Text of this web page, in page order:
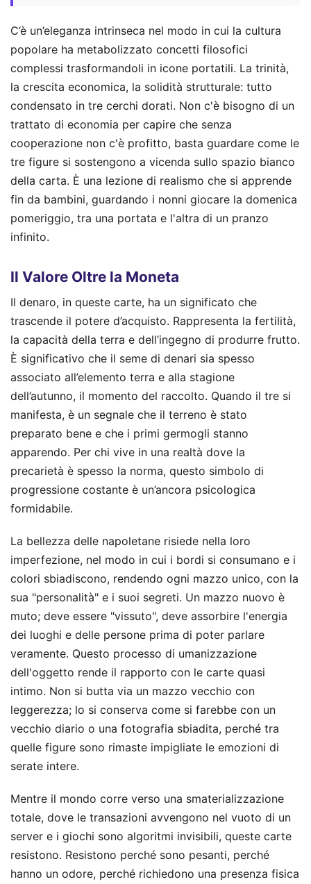
C’è un’eleganza intrinseca nel modo in cui la cultura
popolare ha metabolizzato concetti filosofici
complessi trasformandoli in icone portatili. La trinità,
la crescita economica, la solidità strutturale: tutto
condensato in tre cerchi dorati. Non c'è bisogno di un
trattato di economia per capire che senza
cooperazione non c'è profitto, basta guardare come le
tre figure si sostengono a vicenda sullo spazio bianco
della carta. È una lezione di realismo che si apprende
fin da bambini, guardando i nonni giocare la domenica
pomeriggio, tra una portata e l'altra di un pranzo
infinito.
Il Valore Oltre la Moneta
Il denaro, in queste carte, ha un significato che
trascende il potere d’acquisto. Rappresenta la fertilità,
la capacità della terra e dell’ingegno di produrre frutto.
È significativo che il seme di denari sia spesso
associato all’elemento terra e alla stagione
dell’autunno, il momento del raccolto. Quando il tre si
manifesta, è un segnale che il terreno è stato
preparato bene e che i primi germogli stanno
apparendo. Per chi vive in una realtà dove la
precarietà è spesso la norma, questo simbolo di
progressione costante è un’ancora psicologica
formidabile.
La bellezza delle napoletane risiede nella loro
imperfezione, nel modo in cui i bordi si consumano e i
colori sbiadiscono, rendendo ogni mazzo unico, con la
sua "personalità" e i suoi segreti. Un mazzo nuovo è
muto; deve essere "vissuto", deve assorbire l'energia
dei luoghi e delle persone prima di poter parlare
veramente. Questo processo di umanizzazione
dell'oggetto rende il rapporto con le carte quasi
intimo. Non si butta via un mazzo vecchio con
leggerezza; lo si conserva come si farebbe con un
vecchio diario o una fotografia sbiadita, perché tra
quelle figure sono rimaste impigliate le emozioni di
serate intere.
Mentre il mondo corre verso una smaterializzazione
totale, dove le transazioni avvengono nel vuoto di un
server e i giochi sono algoritmi invisibili, queste carte
resistono. Resistono perché sono pesanti, perché
hanno un odore, perché richiedono una presenza fisica